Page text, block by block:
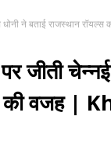
ने बताई राजस्थान
जीती
की वजह |